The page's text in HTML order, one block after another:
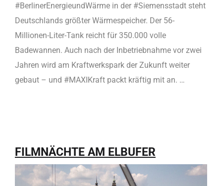
#BerlinerEnergieundWärme in der #Siemensstadt steht
Deutschlands größter Wärmespeicher. Der 56-
Millionen-Liter-Tank reicht für 350.000 volle
Badewannen. Auch nach der Inbetriebnahme vor zwei
Jahren wird am Kraftwerkspark der Zukunft weiter
gebaut – und #MAXIKraft packt kräftig mit an. …
FILMNÄCHTE AM ELBUFER